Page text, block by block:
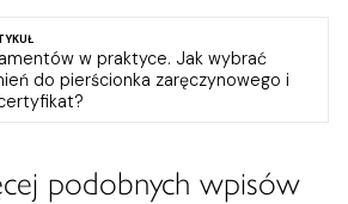
w praktyce. Jak wybrać
do pierścionka zaręczynowego i
podobnych wpisów